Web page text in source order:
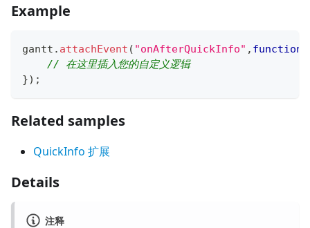
Example
gantt . attachEvent ( "onAfterQuickInfo" , function
// 在这里插入您的自定义逻辑
}) ;
Related samples
QuickInfo 扩展
Details
注释